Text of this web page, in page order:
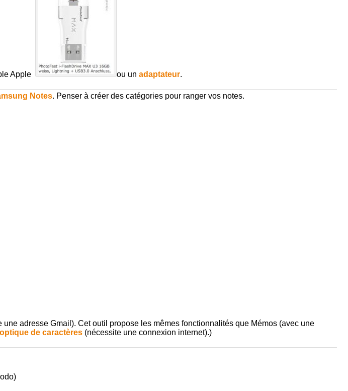
Apple ou un adaptateur.
Notes. Penser à créer des catégories pour ranger vos notes.
une adresse Gmail). Cet outil propose les mêmes fonctionnalités que Mémos (avec une
de caractères(nécessite une connexion internet).)